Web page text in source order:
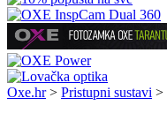
Oxe.hr> Pristupni sustavi >